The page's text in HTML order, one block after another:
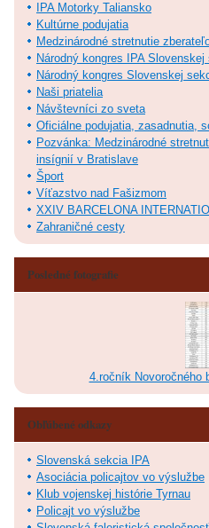
IPA Motorky Taliansko
Kultúrne podujatia
Medzinárodné stretnutie
Národný kongres IPA Slovenskej
Národný kongres Slovenskej
Naši priatelia
Návštevníci zo sveta
Oficiálne podujatia, zasadnutia,
Pozvánka: Medzinárodné
insígnií v Bratislave
Šport
Víťazstvo nad Fašizmom
XXIV BARCELONA
Zahraničné cesty
Posledné fotografie
4.ročník Novoročného
Obľúbené odkazy
Slovenská sekcia IPA
Asociácia policajtov vo výslužbe
Klub vojenskej histórie Tyrnau
Policajt vo výslužbe